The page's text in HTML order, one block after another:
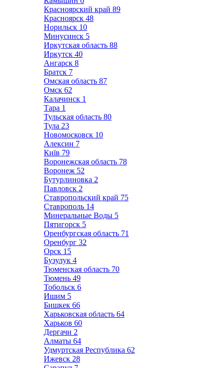
Красноярский край 89
Красноярск 48
Норильск 10
Минусинск 5
Иркутская область 88
Иркутск 40
Ангарск 8
Братск 7
Омская область 87
Омск 62
Калачинск 1
Тара 1
Тульская область 80
Тула 23
Новомосковск 10
Алексин 7
Київ 79
Воронежская область 78
Воронеж 52
Бутурлиновка 2
Павловск 2
Ставропольский край 75
Ставрополь 14
Минеральные Воды 5
Пятигорск 5
Оренбургская область 71
Оренбург 32
Орск 15
Бузулук 4
Тюменская область 70
Тюмень 49
Тобольск 6
Ишим 5
Бишкек 66
Харьковская область 64
Харьков 60
Дергачи 2
Алматы 64
Удмуртская Республика 62
Ижевск 28